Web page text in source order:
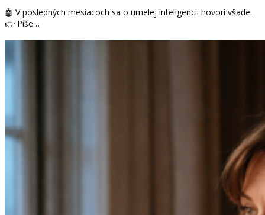
🤖 V posledných mesiacoch sa o umelej inteligencii hovorí všade.
👉 Píše…